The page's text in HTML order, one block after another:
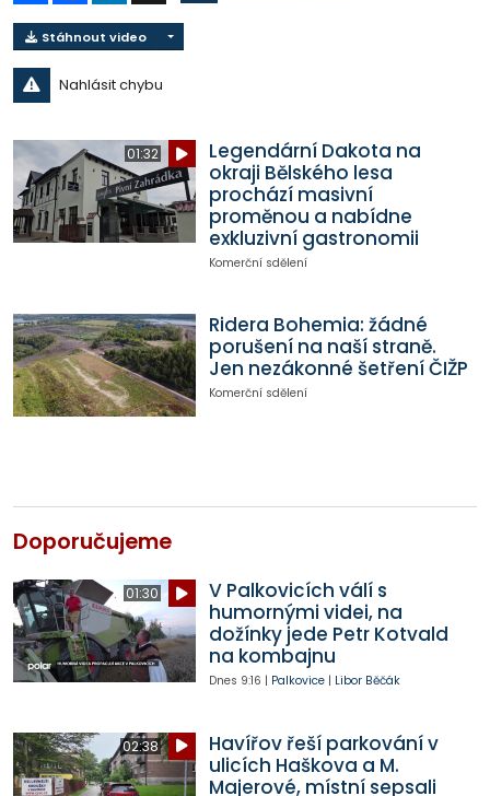
Stáhnout video
Nahlásit chybu
01:32
Legendární Dakota na
okraji Bělského lesa
prochází masivní
proměnou a nabídne
exkluzivní gastronomii
Komerční sdělení
Ridera Bohemia: žádné
porušení na naší straně.
Jen nezákonné šetření ČIŽP
Komerční sdělení
Doporučujeme
01:30
V Palkovicích válí s
humornými videi, na
dožínky jede Petr Kotvald
na kombajnu
Dnes 9:16 | Palkovice| Libor Běčák
02:38
Havířov řeší parkování v
ulicích Haškova a M.
Majerové, místní sepsali